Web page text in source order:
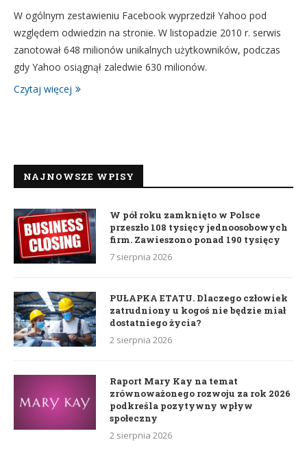
W ogólnym zestawieniu Facebook wyprzedził Yahoo pod
względem odwiedzin na stronie. W listopadzie 2010 r. serwis
zanotował 648 milionów unikalnych użytkowników, podczas
gdy Yahoo osiągnął zaledwie 630 milionów.
Czytaj więcej
NAJNOWSZE WPISY
W pół roku zamknięto w Polsce
przeszło 108 tysięcy jednoosobowych
firm. Zawieszono ponad 190 tysięcy
7 sierpnia 2026
PUŁAPKA ETATU. Dlaczego człowiek
zatrudniony u kogoś nie będzie miał
dostatniego życia?
2 sierpnia 2026
Raport Mary Kay na temat
zrównoważonego rozwoju za rok 2026
podkreśla pozytywny wpływ
społeczny
2 sierpnia 2026